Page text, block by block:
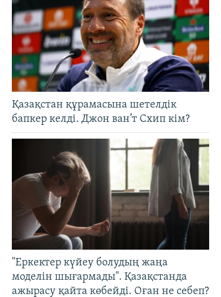
Қазақстан құрамасына шетелдік
бапкер келді. Джон ван’т Схип кім?
"Еркектер күйеу болудың жаңа
моделін шығармады". Қазақстанда
ажырасу қайта көбейді. Оған не себеп?